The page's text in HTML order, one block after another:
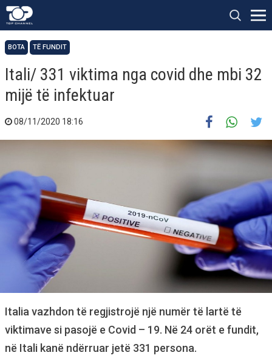
BOTA TË FUNDIT
Itali/ 331 viktima nga covid dhe mbi 32
mijë të infektuar
08/11/2020 18:16
Italia vazhdon të regjistrojë një numër të lartë të
viktimave si pasojë e Covid – 19. Në 24 orët e fundit,
në Itali kanë ndërruar jetë 331 persona.